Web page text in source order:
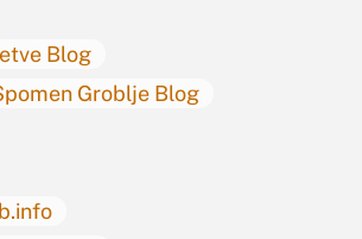
Blog
Groblje Blog